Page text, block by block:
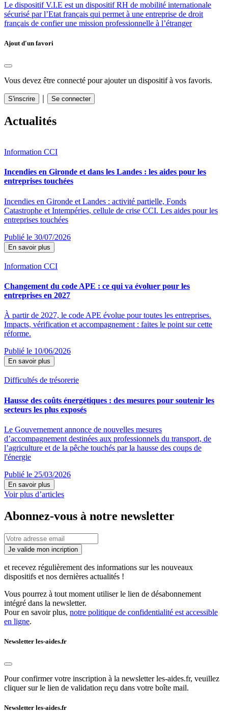
Le dispositif V.I.E est un dispositif RH de mobilité internationale
sécurisé par l’Etat français qui permet à une entreprise de droit
français de confier une mission professionnelle à l’étranger
Ajout d'un favori
Vous devez être connecté pour ajouter un dispositif à vos favoris.
S'inscrire Se connecter
Actualités
Information CCI
Incendies en Gironde et dans les Landes : les aides pour les
entreprises touchées
Incendies en Gironde et Landes : activité partielle, Fonds
Catastrophe et Intempéries, cellule de crise CCI. Les aides pour les
entreprises touchées
Publié le 30/07/2026
En savoir plus
Information CCI
Changement du code APE : ce qui va évoluer pour les
entreprises en 2027
À partir de 2027, le code APE évolue pour toutes les entreprises.
Impacts, vérification et accompagnement : faites le point sur cette
réforme.
Publié le 10/06/2026
En savoir plus
Difficultés de trésorerie
Hausse des coûts énergétiques : des mesures pour soutenir les
secteurs les plus exposés
Le Gouvernement annonce de nouvelles mesures
d’accompagnement destinées aux professionnels du transport, de
l’agriculture et de la pêche touchés par la hausse des coups de
l'énergie
Publié le 25/03/2026
En savoir plus
Voir plus d’articles
Abonnez-vous à notre newsletter
Je valide mon incription
et recevez régulièrement des informations sur les nouveaux
dispositifs et nos dernières actualités !
Vous pourrez à tout moment utiliser le lien de désabonnement
intégré dans la newsletter.
Pour en savoir plus, notre politique de confidentialité est accessible
en ligne.
Newsletter les-aides.fr
Pour confirmer votre inscription à la newsletter les-aides.fr, veuillez
cliquer sur le lien de validation reçu dans votre boîte mail.
Newsletter les-aides.fr